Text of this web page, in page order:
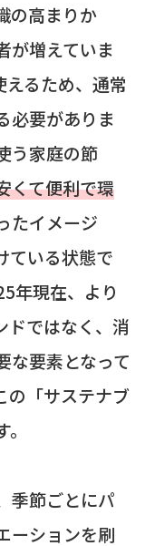
の高まりか
が増えていま
えるため、通常
必要がありま
う家庭の節
くて便利で環
たイメージ
ている状態で
年現在、より
ドではなく、消
な要素となって
の「サステナブ
季節ごとにパ
ーションを刷